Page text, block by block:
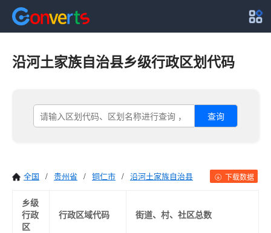
沿河土家族自治县乡级行政区划代码
查询
全国 / 贵州省 / 铜仁市 / 沿河土家族自治县 下载数据
乡级
行政
区
行政区域代码 街道、村、社区总数